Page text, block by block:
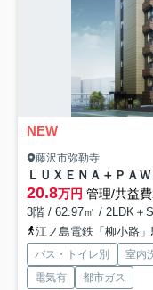
NEW
藤沢市弥勒寺
ＬＵＸＥＮＡ＋ＰＡ
20.8万円 管理/共益
3階 / 62.97㎡ / 2LDK＋
江ノ島電鉄「柳小路
バス・トイレ別 室内
電気有
都市ガス